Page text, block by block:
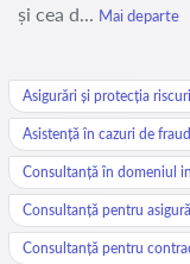
și cea d... Mai departe
Asigurări și protecția
Asistență în cazuri de
Consultanță în domeniul
Consultanță pentru
Consultanță pentru